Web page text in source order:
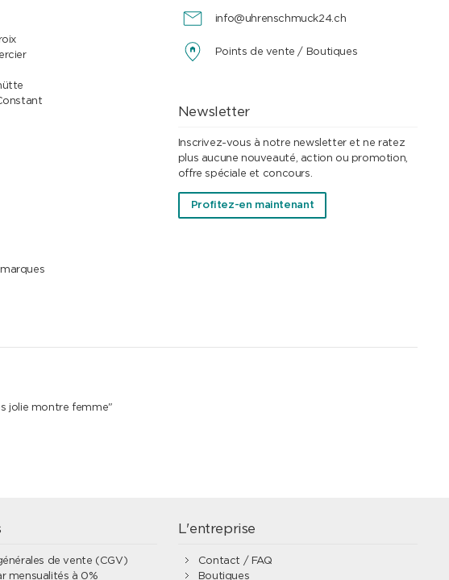
info@uhrenschmuck24.ch
Points de vente / Boutiques
Newsletter
Inscrivez-vous à notre newsletter et ne ratez
plus aucune nouveauté, action ou promotion,
offre spéciale et concours.
Profitez-en maintenant
jolie montre femme"
de vente (CGV)
mensualités à 0%
L'entreprise
Contact / FAQ
Boutiques